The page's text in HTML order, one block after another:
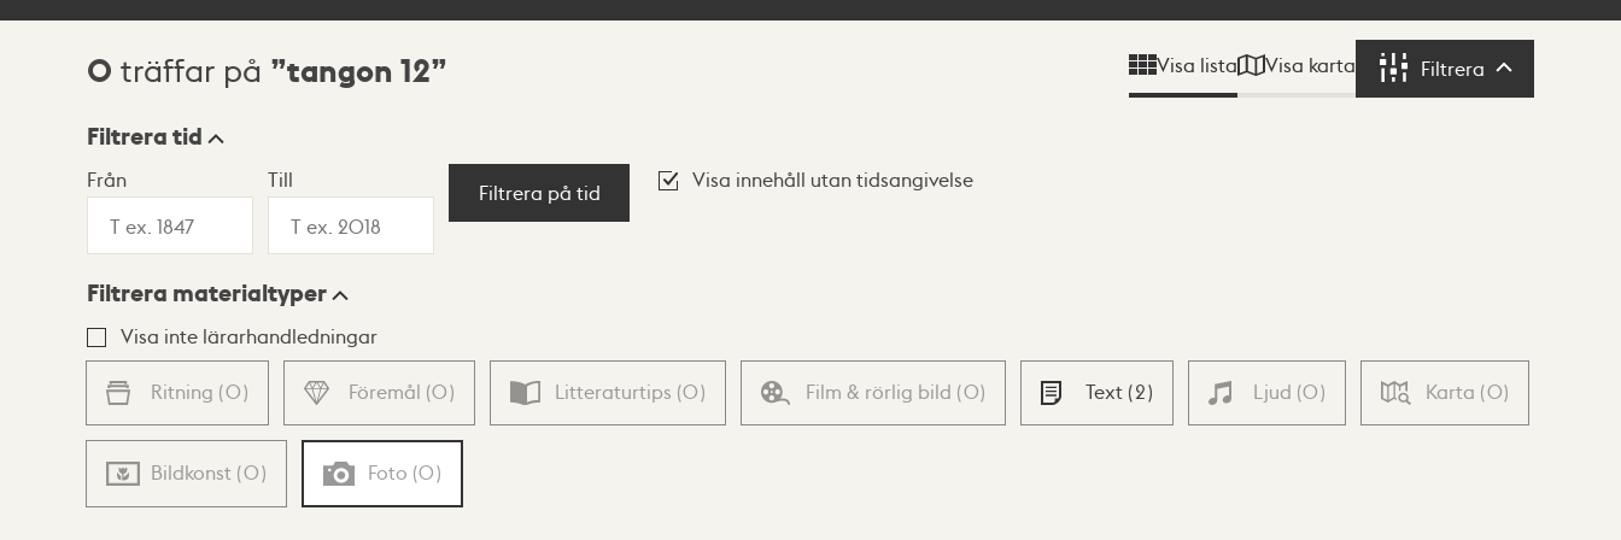
Sökresultat
0 träffar på tangon 12 Visa lista Visa karta Filtrera Filtrera
Visningsläge
Lista Karta
Filtrera tid
Från Till
Filtrera på tid
Visa innehåll utan tidsangivelse
Filtrera materialtyper
Visa inte lärarhandledningar
Ritning (0) Föremål (0) Litteraturtips (0) Film & rörlig bild (0) Text (2) Ljud (0) Karta (0)
Bildkonst (0) Foto (0)